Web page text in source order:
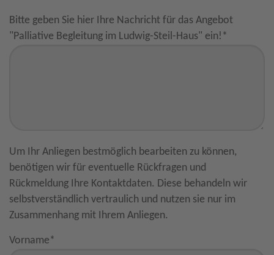
Bitte geben Sie hier Ihre Nachricht für das Angebot
"Palliative Begleitung im Ludwig-Steil-Haus" ein! *
Um Ihr Anliegen bestmöglich bearbeiten zu können,
benötigen wir für eventuelle Rückfragen und
Rückmeldung Ihre Kontaktdaten. Diese behandeln wir
selbstverständlich vertraulich und nutzen sie nur im
Zusammenhang mit Ihrem Anliegen.
Vorname*